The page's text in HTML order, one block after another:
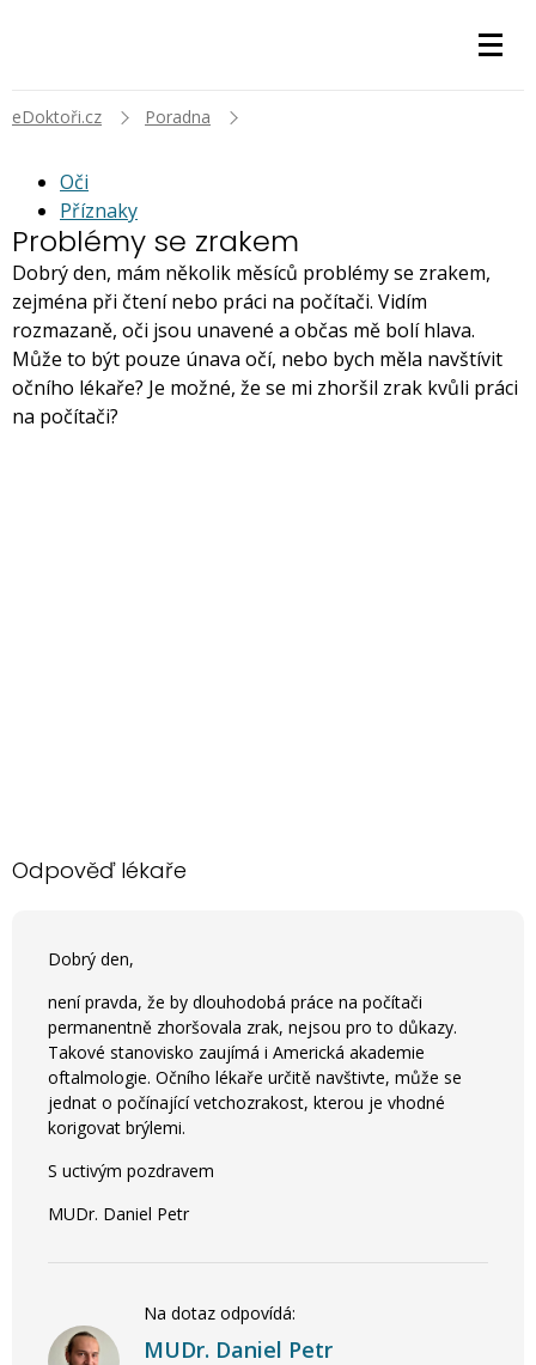
eDoktoři.cz Poradna
Oči
Příznaky
Problémy se zrakem
Dobrý den, mám několik měsíců problémy se zrakem,
zejména při čtení nebo práci na počítači. Vidím
rozmazaně, oči jsou unavené a občas mě bolí hlava.
Může to být pouze únava očí, nebo bych měla navštívit
očního lékaře? Je možné, že se mi zhoršil zrak kvůli práci
na počítači?
Odpověď lékaře
Dobrý den,
není pravda, že by dlouhodobá práce na počítači
permanentně zhoršovala zrak, nejsou pro to důkazy.
Takové stanovisko zaujímá i Americká akademie
oftalmologie. Očního lékaře určitě navštivte, může se
jednat o počínající vetchozrakost, kterou je vhodné
korigovat brýlemi.
S uctivým pozdravem
MUDr. Daniel Petr
Na dotaz odpovídá:
MUDr. Daniel Petr